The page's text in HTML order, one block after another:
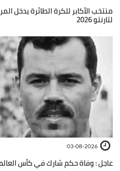
منتخب الأكابر للكرة الطائرة يدخل
لتارنتو 2026
03-08-2026
عاجل : وفاة حكم شارك في كأس